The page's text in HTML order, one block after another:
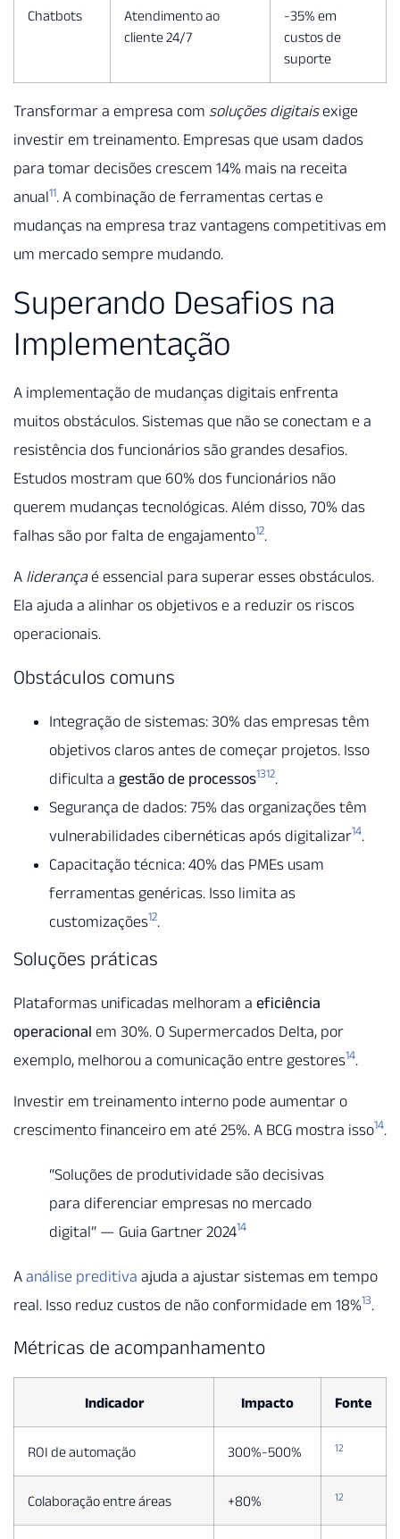
Chatbots
Atendimento ao
cliente 24/7
-35% em
custos de
suporte
Transformar a empresa com soluções digitaisexige
investir em treinamento. Empresas que usam dados
para tomar decisões crescem 14% mais na receita
anual11. A combinação de ferramentas certas e
mudanças na empresa traz vantagens competitivas em
um mercado sempre mudando.
Superando Desafios na
Implementação
A implementação de mudanças digitais enfrenta
muitos obstáculos. Sistemas que não se conectam e a
resistência dos funcionários são grandes desafios.
Estudos mostram que 60% dos funcionários não
querem mudanças tecnológicas. Além disso, 70% das
falhas são por falta de engajamento12.
A liderançaé essencial para superar esses obstáculos.
Ela ajuda a alinhar os objetivos e a reduzir os riscos
operacionais.
Obstáculos comuns
Integração de sistemas: 30% das empresas têm
objetivos claros antes de começar projetos. Isso
dificulta a gestão de processos1312.
Segurança de dados: 75% das organizações têm
vulnerabilidades cibernéticas após digitalizar14.
Capacitação técnica: 40% das PMEs usam
ferramentas genéricas. Isso limita as
customizações12.
Soluções práticas
Plataformas unificadas melhoram a eficiência
operacional em 30%. O Supermercados Delta, por
exemplo, melhorou a comunicação entre gestores14.
Investir em treinamento interno pode aumentar o
crescimento financeiro em até 25%. A BCG mostra isso14.
“Soluções de produtividade são decisivas
para diferenciar empresas no mercado
digital” — Guia Gartner 202414
A análise preditiva ajuda a ajustar sistemas em tempo
real. Isso reduz custos de não conformidade em 18%13.
Métricas de acompanhamento
Indicador Impacto Fonte
ROI de automação 300%-500% 12
Colaboração entre áreas +80% 12